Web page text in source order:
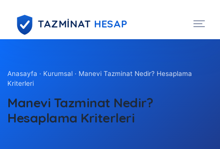
TAZMİNAT HESAP
Anasayfa · Kurumsal · Manevi Tazminat Nedir? Hesaplama
Kriterleri
Manevi Tazminat Nedir?
Hesaplama Kriterleri